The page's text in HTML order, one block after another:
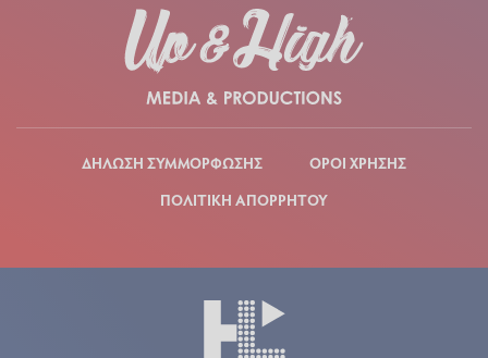
ΔΗΛΩΣΗ ΣΥΜΜΟΡΦΩΣΗΣ
ΟΡΟΙ ΧΡΗΣΗΣ
ΠΟΛΙΤΙΚΗ ΑΠΟΡΡΗΤΟΥ